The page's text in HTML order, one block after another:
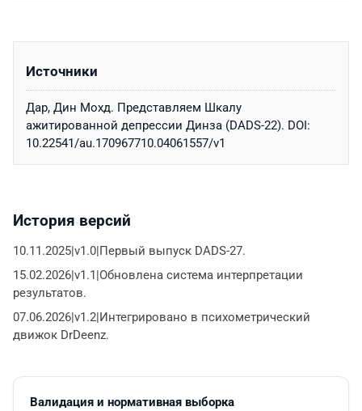
Источники
Дар, Дин Мохд. Представляем Шкалу
ажитированной депрессии Динза (DADS-22). DOI:
10.22541/au.170967710.04061557/v1
История версий
10.11.2025|v1.0|Первый выпуск DADS-27.
15.02.2026|v1.1|Обновлена система интерпретации
результатов.
07.06.2026|v1.2|Интегрировано в психометрический
движок DrDeenz.
Валидация и нормативная выборка